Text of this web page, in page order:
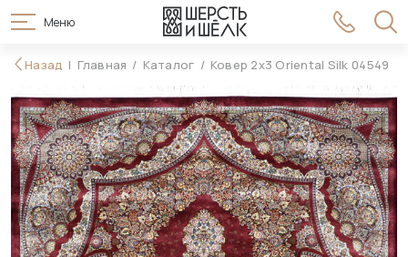
Меню
298 990 ₽ 336 990 ₽ В корзину
Назад Главная Каталог Ковер 2x3 Oriental Silk 04549